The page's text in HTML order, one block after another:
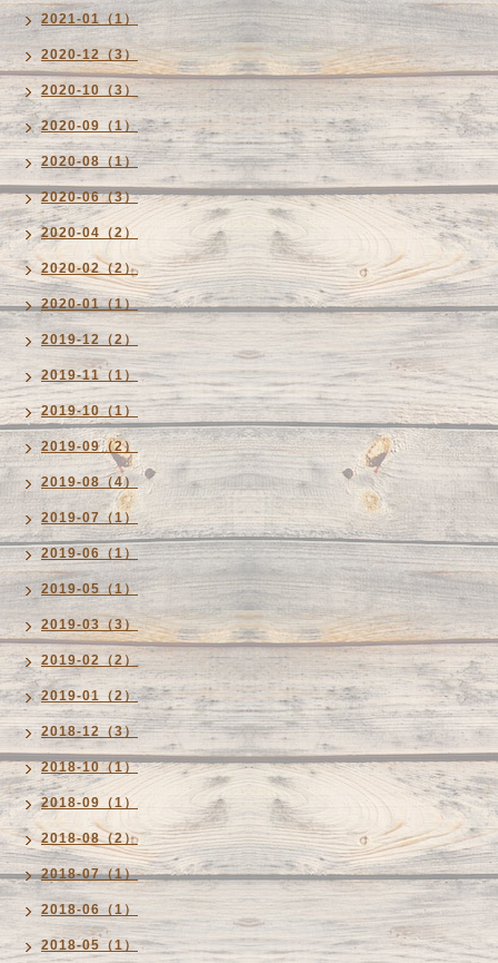
2021-01（1）
2020-12（3）
2020-10（3）
2020-09（1）
2020-08（1）
2020-06（3）
2020-04（2）
2020-02（2）
2020-01（1）
2019-12（2）
2019-11（1）
2019-10（1）
2019-09（2）
2019-08（4）
2019-07（1）
2019-06（1）
2019-05（1）
2019-03（3）
2019-02（2）
2019-01（2）
2018-12（3）
2018-10（1）
2018-09（1）
2018-08（2）
2018-07（1）
2018-06（1）
2018-05（1）